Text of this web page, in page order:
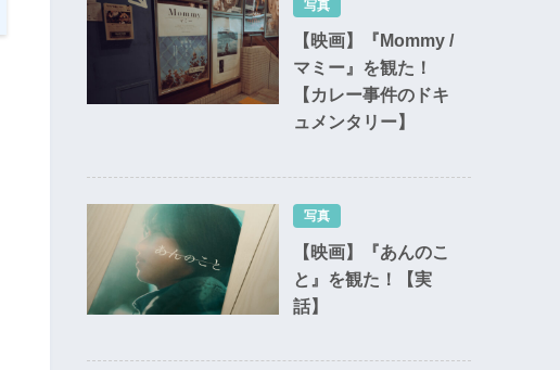
【映画】『Mommy /
マミー』を観た！
【カレー事件のドキ
ュメンタリー】
写真
【映画】『あんのこ
と』を観た！【実
話】
写真